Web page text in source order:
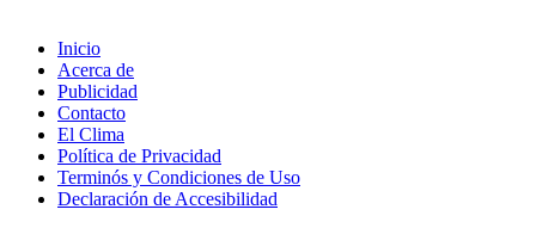
Inicio
Acerca de
Publicidad
Contacto
El Clima
Política de Privacidad
Terminós y Condiciones de Uso
Declaración de Accesibilidad